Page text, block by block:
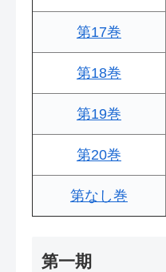
第17巻
第18巻
第19巻
第20巻
第なし巻
第一期